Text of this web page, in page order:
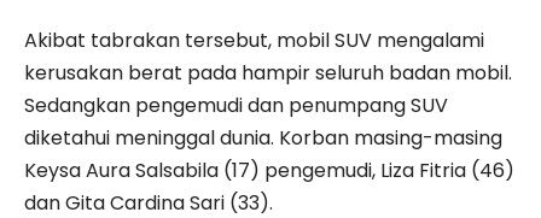
Akibat tabrakan tersebut, mobil SUV mengalami
kerusakan berat pada hampir seluruh badan mobil.
Sedangkan pengemudi dan penumpang SUV
diketahui meninggal dunia. Korban masing-masing
Keysa Aura Salsabila (17) pengemudi, Liza Fitria (46)
dan Gita Cardina Sari (33).